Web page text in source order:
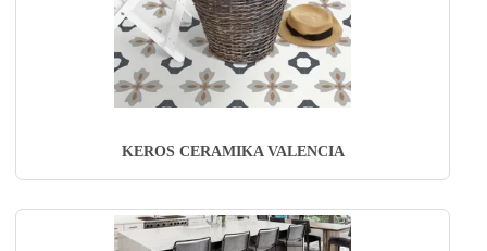
KEROS CERAMIKA VALENCIA